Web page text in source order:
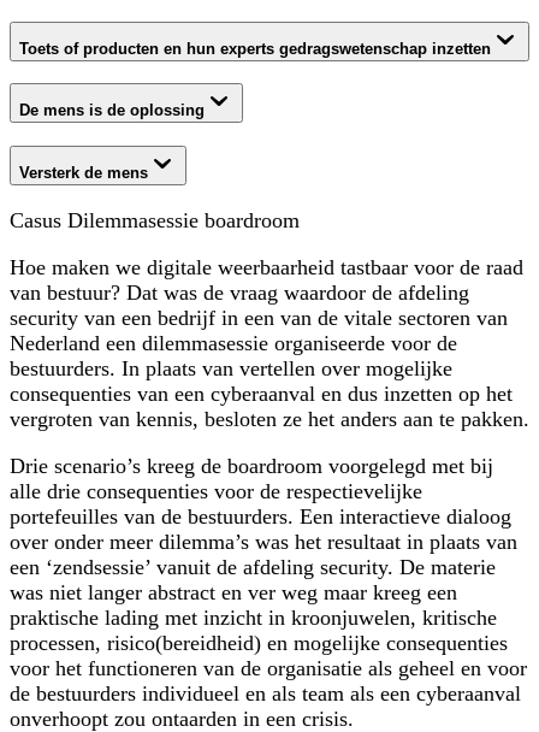
Toets of producten en hun experts gedragswetenschap inzetten
De mens is de oplossing
Versterk de mens
Casus Dilemmasessie boardroom
Hoe maken we digitale weerbaarheid tastbaar voor de raad
van bestuur? Dat was de vraag waardoor de afdeling
security van een bedrijf in een van de vitale sectoren van
Nederland een dilemmasessie organiseerde voor de
bestuurders. In plaats van vertellen over mogelijke
consequenties van een cyberaanval en dus inzetten op het
vergroten van kennis, besloten ze het anders aan te pakken.
Drie scenario’s kreeg de boardroom voorgelegd met bij
alle drie consequenties voor de respectievelijke
portefeuilles van de bestuurders. Een interactieve dialoog
over onder meer dilemma’s was het resultaat in plaats van
een ‘zendsessie’ vanuit de afdeling security. De materie
was niet langer abstract en ver weg maar kreeg een
praktische lading met inzicht in kroonjuwelen, kritische
processen, risico(bereidheid) en mogelijke consequenties
voor het functioneren van de organisatie als geheel en voor
de bestuurders individueel en als team als een cyberaanval
onverhoopt zou ontaarden in een crisis.